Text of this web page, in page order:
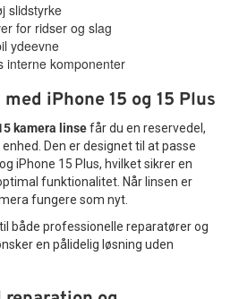
slidstyrke
for ridser og slag
ydeevne
interne komponenter
iPhone 15 og 15 Plus
kamera linsefår du en reservedel,
Den er designet til at passe
iPhone 15 Plus, hvilket sikrer en
funktionalitet. Når linsen er
fungere som nyt.
både professionelle reparatører og
en pålidelig løsning uden